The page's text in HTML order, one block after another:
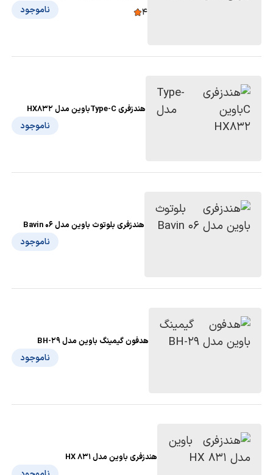
4 ناموجود
هندزفری Type-Cباوین مدل HX832
ناموجود
هندزفری بلوتوث باوین مدل Bavin 06
ناموجود
هدفون گیمینگ باوین مدل BH-29
ناموجود
هندزفری باوین مدل HX 831